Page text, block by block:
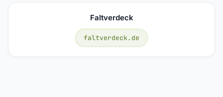
Faltverdeck
faltverdeck.de